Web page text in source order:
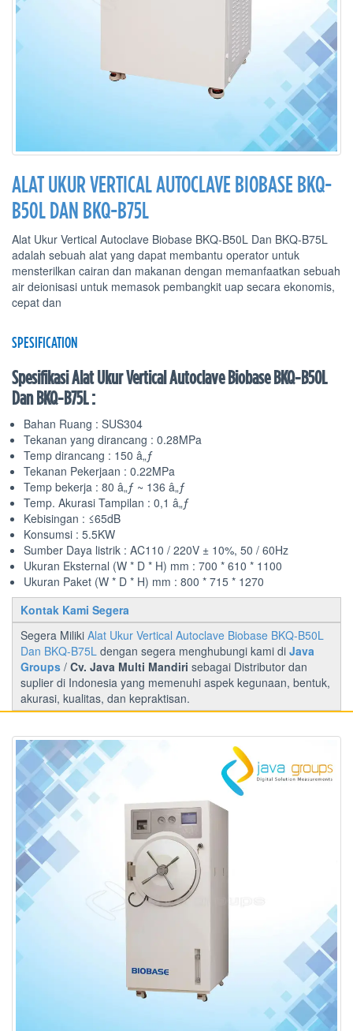
ALAT UKUR VERTICAL AUTOCLAVE BIOBASE BKQ-
B50L DAN BKQ-B75L
Alat Ukur Vertical Autoclave Biobase BKQ-B50L Dan BKQ-B75L
adalah sebuah alat yang dapat membantu operator untuk
mensterilkan cairan dan makanan dengan memanfaatkan sebuah
air deionisasi untuk memasok pembangkit uap secara ekonomis,
cepat dan
SPESIFICATION
Spesifikasi Alat Ukur Vertical Autoclave Biobase BKQ-B50L
Dan BKQ-B75L :
Bahan Ruang : SUS304
Tekanan yang dirancang : 0.28MPa
Temp dirancang : 150 â„ƒ
Tekanan Pekerjaan : 0.22MPa
Temp bekerja : 80 â„ƒ ~ 136 â„ƒ
Temp. Akurasi Tampilan : 0,1 â„ƒ
Kebisingan : ≤65dB
Konsumsi : 5.5KW
Sumber Daya listrik : AC110 / 220V ± 10%, 50 / 60Hz
Ukuran Eksternal (W * D * H) mm : 700 * 610 * 1100
Ukuran Paket (W * D * H) mm : 800 * 715 * 1270
Kontak Kami Segera
Segera Miliki Alat Ukur Vertical Autoclave Biobase BKQ-B50L
Dan BKQ-B75L dengan segera menghubungi kami di Java
Groups / Cv. Java Multi Mandiri sebagai Distributor dan
suplier di Indonesia yang memenuhi aspek kegunaan, bentuk,
akurasi, kualitas, dan kepraktisan.